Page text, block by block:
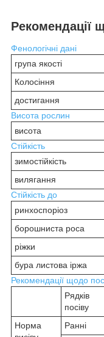
Рекомендації
Фенологічні дані
група якості
Колосіння
достигання
Висота рослин
висота
Стійкість
зимостійкість
вилягання
Стійкість до
ринхоспоріоз
борошниста роса
ріжки
бура листова іржа
Рекомендації щодо
Рядків
посіву
Норма
Ранні